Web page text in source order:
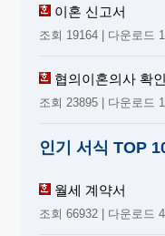
이혼 신고서
조회 19164 | 다운로드
협의이혼의사 확
조회 23895 | 다운로드
인기 서식 TOP
월세 계약서
조회 66932 | 다운로드